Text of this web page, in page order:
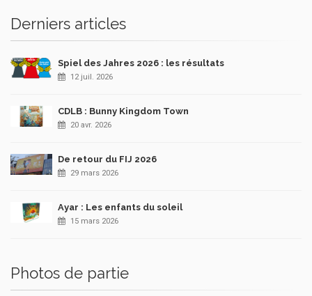
Derniers articles
Spiel des Jahres 2026 : les résultats
12 juil. 2026
CDLB : Bunny Kingdom Town
20 avr. 2026
De retour du FIJ 2026
29 mars 2026
Ayar : Les enfants du soleil
15 mars 2026
Photos de partie